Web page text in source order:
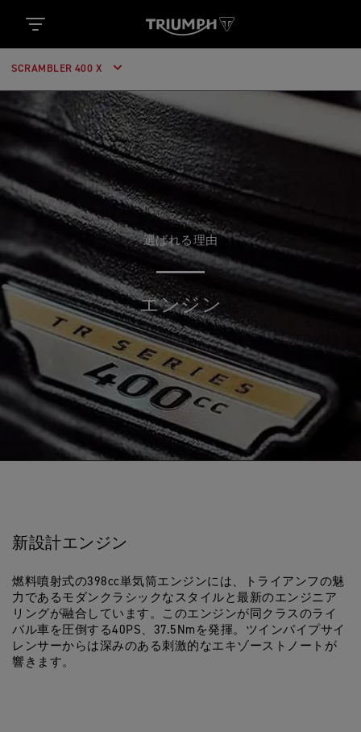
SCRAMBLER 400 X
選ばれる理由
エンジン
新設計エンジン
燃料噴射式の398cc単気筒エンジンには、トライアンフの魅
力であるモダンクラシックなスタイルと最新のエンジニア
リングが融合しています。このエンジンが同クラスのライ
バル車を圧倒する40PS、37.5Nmを発揮。ツインパイプサイ
レンサーからは深みのある刺激的なエキゾーストノートが
響きます。